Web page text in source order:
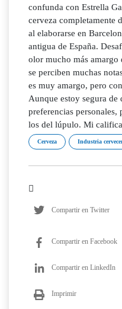
confunda con Estrella
cerveza completamente
al elaborarse en
antigua de España.
olor mucho más amargo
se perciben muchas
es muy amargo, pero
Aunque estoy segura de
preferencias personales,
los del lúpulo. Mi
Cerveza Industria
Compartir en Twitter
Compartir en Facebook
Compartir en LinkedIn
Imprimir